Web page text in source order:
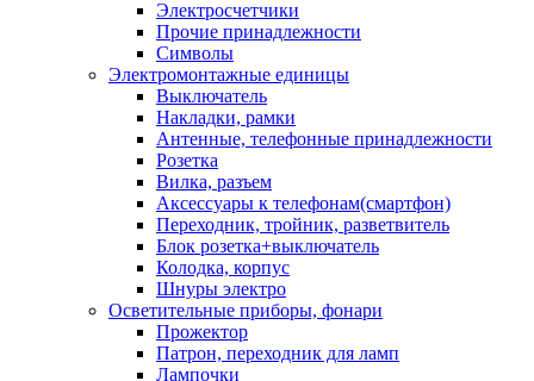
Электросчетчики
Прочие принадлежности
Символы
Электромонтажные единицы
Выключатель
Накладки, рамки
Антенные, телефонные принадлежности
Розетка
Вилка, разъем
Аксессуары к телефонам(смартфон)
Переходник, тройник, разветвитель
Блок розетка+выключатель
Колодка, корпус
Шнуры электро
Осветительные приборы, фонари
Прожектор
Патрон, переходник для ламп
Лампочки